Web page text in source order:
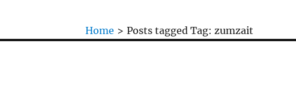
Home > Posts tagged Tag: zumzait